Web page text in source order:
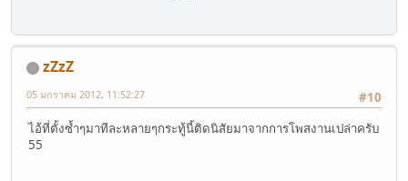
zZzZ
#10
05 มกราคม 2012, 11:52:27
ไอ้ที่ตั้งซ้ำๆมาทีละหลายๆกระทู้นี้ติดนิสัยมาจากการโพสงานเปล่าครับ
55